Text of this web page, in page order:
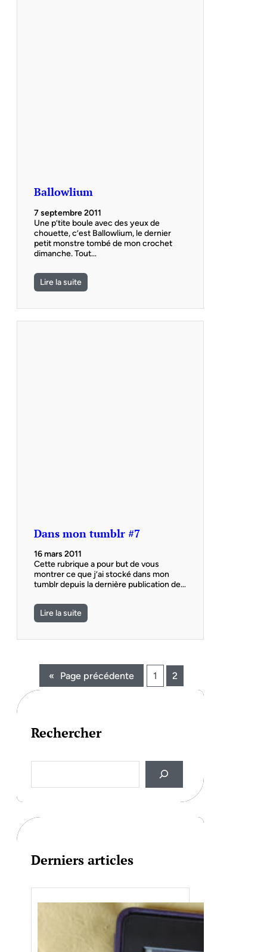
Ballowlium
7 septembre 2011
Une p’tite boule avec des yeux de
chouette, c’est Ballowlium, le dernier
petit monstre tombé de mon crochet
dimanche. Tout…
Lire la suite
Dans mon tumblr #7
16 mars 2011
Cette rubrique a pour but de vous
montrer ce que j’ai stocké dans mon
tumblr depuis la dernière publication de…
Lire la suite
« Page précédente 1 2
Rechercher
a
h
Derniers articles